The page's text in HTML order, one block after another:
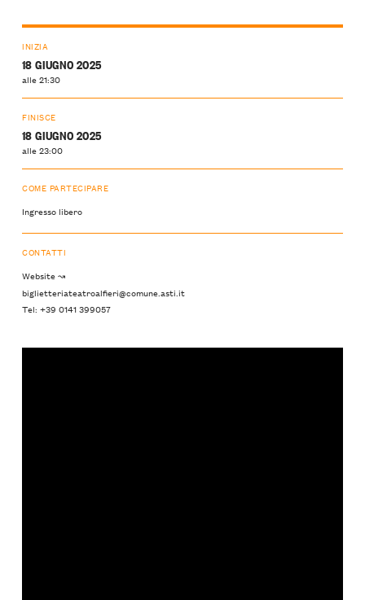
INIZIA
18 GIUGNO 2025
alle 21:30
FINISCE
18 GIUGNO 2025
alle 23:00
COME PARTECIPARE
Ingresso libero
CONTATTI
Website ↝
biglietteriateatroalfieri@comune.asti.it
Tel: +39 0141 399057